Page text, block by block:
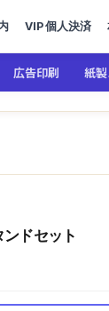
VIP 個人決済
広告印刷 紙
&室内スタンドセ
ドセット